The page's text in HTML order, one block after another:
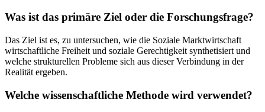
Was ist das primäre Ziel oder die Forschungsfrage?
Das Ziel ist es, zu untersuchen, wie die Soziale Marktwirtschaft
wirtschaftliche Freiheit und soziale Gerechtigkeit synthetisiert und
welche strukturellen Probleme sich aus dieser Verbindung in der
Realität ergeben.
Welche wissenschaftliche Methode wird verwendet?